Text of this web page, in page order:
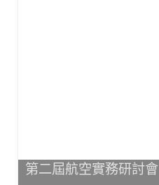
第二屆航空實務研討會